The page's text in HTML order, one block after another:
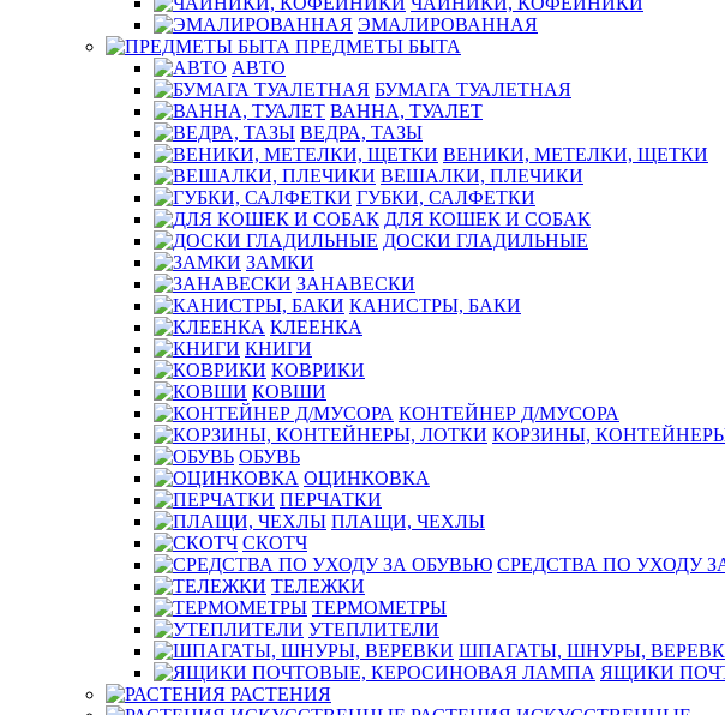
ЭМАЛИРОВАННАЯ
ПРЕДМЕТЫ БЫТА
АВТО
БУМАГА ТУАЛЕТНАЯ
ВАННА, ТУАЛЕТ
ВЕДРА, ТАЗЫ
ВЕНИКИ, МЕТЕЛКИ, ЩЕТКИ
ВЕШАЛКИ, ПЛЕЧИКИ
ГУБКИ, САЛФЕТКИ
ДЛЯ КОШЕК И СОБАК
ДОСКИ ГЛАДИЛЬНЫЕ
ЗАМКИ
ЗАНАВЕСКИ
КАНИСТРЫ, БАКИ
КЛЕЕНКА
КНИГИ
КОВРИКИ
КОВШИ
КОНТЕЙНЕР Д/МУСОРА
КОРЗИНЫ,
ОБУВЬ
ОЦИНКОВКА
ПЕРЧАТКИ
ПЛАЩИ, ЧЕХЛЫ
СКОТЧ
СРЕДСТВА ПО УХОДУ
ТЕЛЕЖКИ
ТЕРМОМЕТРЫ
УТЕПЛИТЕЛИ
ШПАГАТЫ, ШНУРЫ,
ЯЩИКИ
РАСТЕНИЯ